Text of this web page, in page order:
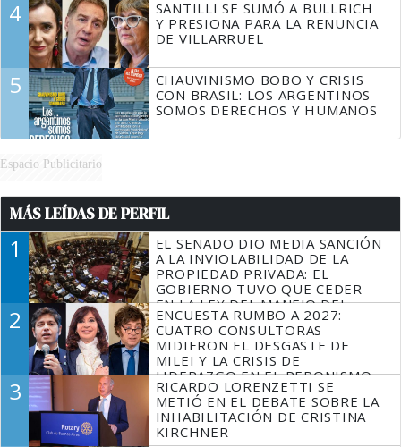
4
SANTILLI SE SUMÓ A BULLRICH
Y PRESIONA PARA LA RENUNCIA
DE VILLARRUEL
5
CHAUVINISMO BOBO Y CRISIS
CON BRASIL: LOS ARGENTINOS
SOMOS DERECHOS Y HUMANOS
Espacio Publicitario
MÁS LEÍDAS DE PERFIL
1
EL SENADO DIO MEDIA SANCIÓN
A LA INVIOLABILIDAD DE LA
PROPIEDAD PRIVADA: EL
GOBIERNO TUVO QUE CEDER
EN LA LEY DEL MANEJO DEL
FUEGO
2
ENCUESTA RUMBO A 2027:
CUATRO CONSULTORAS
MIDIERON EL DESGASTE DE
MILEI Y LA CRISIS DE
LIDERAZGO EN EL PERONISMO
3
RICARDO LORENZETTI SE
METIÓ EN EL DEBATE SOBRE LA
INHABILITACIÓN DE CRISTINA
KIRCHNER